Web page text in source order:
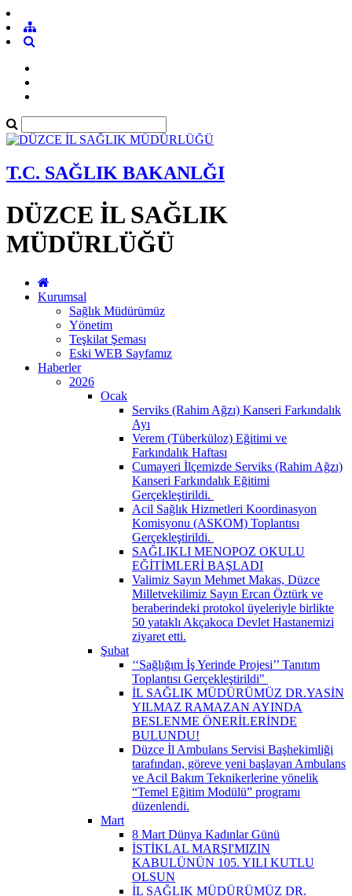
T.C. SAĞLIK BAKANLĞI
DÜZCE İL SAĞLIK
MÜDÜRLÜĞÜ
Kurumsal
Sağlık Müdürümüz
Yönetim
Teşkilat Şeması
Eski WEB Sayfamız
Haberler
2026
Ocak
Serviks (Rahim Ağzı) Kanseri Farkındalık
Ayı
Verem (Tüberküloz) Eğitimi ve
Farkındalık Haftası
Cumayeri İlçemizde Serviks (Rahim Ağzı)
Kanseri Farkındalık Eğitimi
Gerçekleştirildi. ​
Acil Sağlık Hizmetleri Koordinasyon
Komisyonu (ASKOM) Toplantısı
Gerçekleştirildi. ​
SAĞLIKLI MENOPOZ OKULU
EĞİTİMLERİ BAŞLADI
Valimiz Sayın Mehmet Makas, Düzce
Milletvekilimiz Sayın Ercan Öztürk ve
beraberindeki protokol üyeleriyle birlikte
50 yataklı Akçakoca Devlet Hastanemizi
ziyaret etti.
Şubat
‘‘Sağlığım İş Yerinde Projesi’’ Tanıtım
Toplantısı Gerçekleştirildi" ​
İL SAĞLIK MÜDÜRÜMÜZ DR.YASİN
YILMAZ RAMAZAN AYINDA
BESLENME ÖNERİLERİNDE
BULUNDU!
Düzce İl Ambulans Servisi Başhekimliği
tarafından, göreve yeni başlayan Ambulans
ve Acil Bakım Teknikerlerine yönelik
“Temel Eğitim Modülü” programı
düzenlendi.
Mart
8 Mart Dünya Kadınlar Günü
İSTİKLAL MARŞI'MIZIN
KABULÜNÜN 105. YILI KUTLU
OLSUN
İL SAĞLIK MÜDÜRÜMÜZ DR.